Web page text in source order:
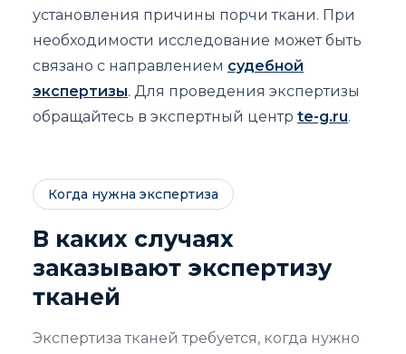
установления причины порчи ткани. При
необходимости исследование может быть
связано с направлением судебной
экспертизы. Для проведения экспертизы
обращайтесь в экспертный центр te-g.ru.
Когда нужна экспертиза
В каких случаях
заказывают экспертизу
тканей
Экспертиза тканей требуется, когда нужно